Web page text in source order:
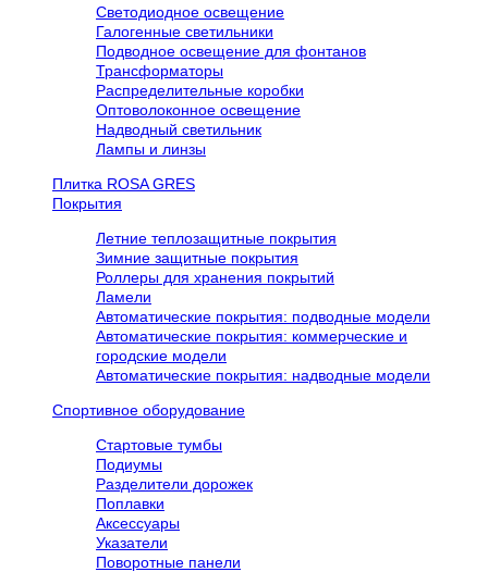
Светодиодное освещение
Галогенные светильники
Подводное освещение для фонтанов
Трансформаторы
Распределительные коробки
Оптоволоконное освещение
Надводный светильник
Лампы и линзы
Плитка ROSA GRES
Покрытия
Летние теплозащитные покрытия
Зимние защитные покрытия
Роллеры для хранения покрытий
Ламели
Автоматические покрытия: подводные модели
Автоматические покрытия: коммерческие и
городские модели
Автоматические покрытия: надводные модели
Спортивное оборудование
Стартовые тумбы
Подиумы
Разделители дорожек
Поплавки
Аксессуары
Указатели
Поворотные панели